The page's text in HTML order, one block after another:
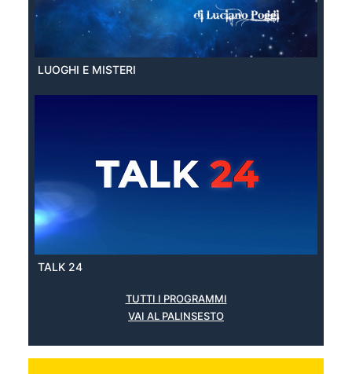
LUOGHI E MISTERI
TALK 24
TUTTI I PROGRAMMI
VAI AL PALINSESTO